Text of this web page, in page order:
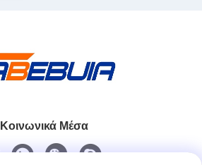
Κοινωνικά Μέσα